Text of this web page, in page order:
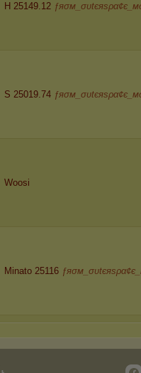
H 25149.12
S 25019.74
Woosi
Minato 25116